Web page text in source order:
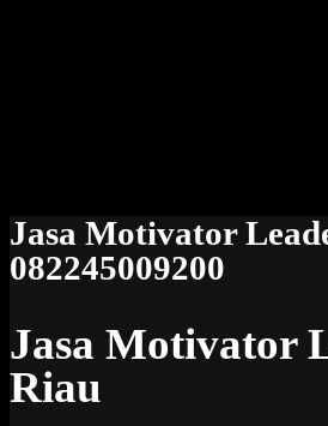
Jasa Motivator
082245009200
Jasa Motivator
Riau